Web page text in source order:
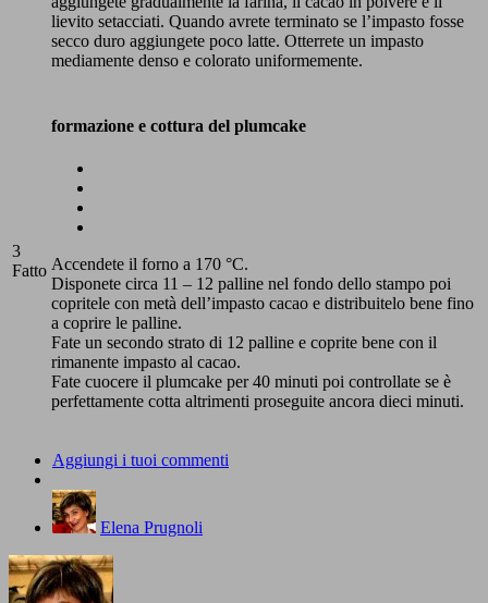
lievito setacciati. Quando avrete terminato se l’impasto fosse
secco duro aggiungete poco latte. Otterrete un impasto
mediamente denso e colorato uniformemente.
3
Fatto
formazione e cottura del plumcake
Accendete il forno a 170 °C.
Disponete circa 11 – 12 palline nel fondo dello stampo poi
copritele con metà dell’impasto cacao e distribuitelo bene fino
a coprire le palline.
Fate un secondo strato di 12 palline e coprite bene con il
rimanente impasto al cacao.
Fate cuocere il plumcake per 40 minuti poi controllate se è
perfettamente cotta altrimenti proseguite ancora dieci minuti.
Aggiungi i tuoi commenti
Elena Prugnoli